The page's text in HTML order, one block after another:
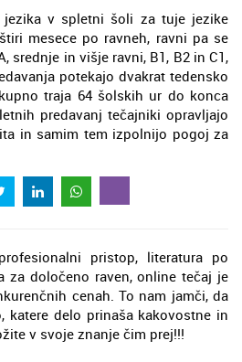
jezika v spletni šoli za tuje jezike
mesece po ravneh, ravni pa se
srednje in višje ravni, B1, B2 in C1,
potekajo dvakrat tedensko
traja 64 šolskih ur do konca
predavanj tečajniki opravljajo
in samim tem izpolnijo pogoj za
pristop, literatura po
za določeno raven, online tečaj je
cenah. To nam jamči, da
katere delo prinaša kakovostne in
v svoje znanje čim prej!!!